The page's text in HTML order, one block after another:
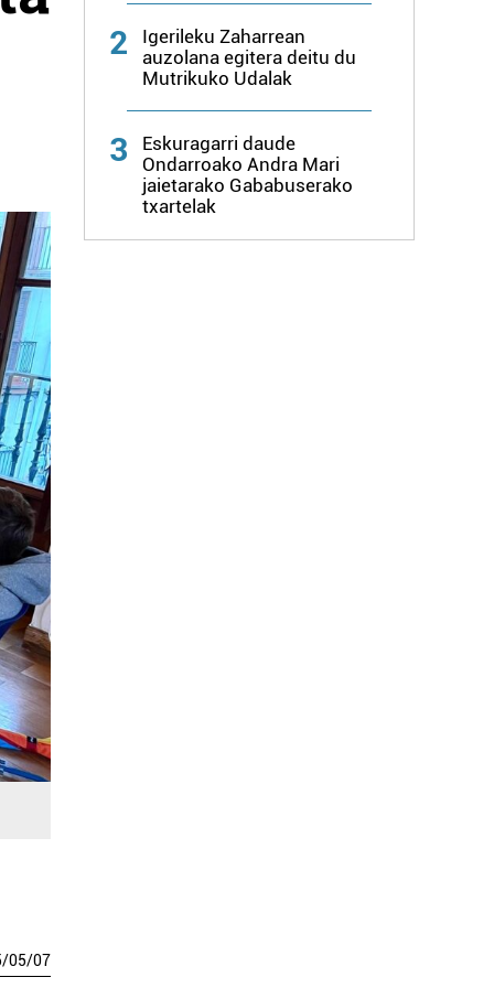
/05/07
2
Igerileku Zaharrean
auzolana egitera deitu du
Mutrikuko Udalak
3
Eskuragarri daude
Ondarroako Andra Mari
jaietarako Gababuserako
txartelak